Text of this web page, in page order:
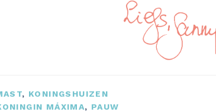
, KONINGSHUIZEN
MÁXIMA, PAUW